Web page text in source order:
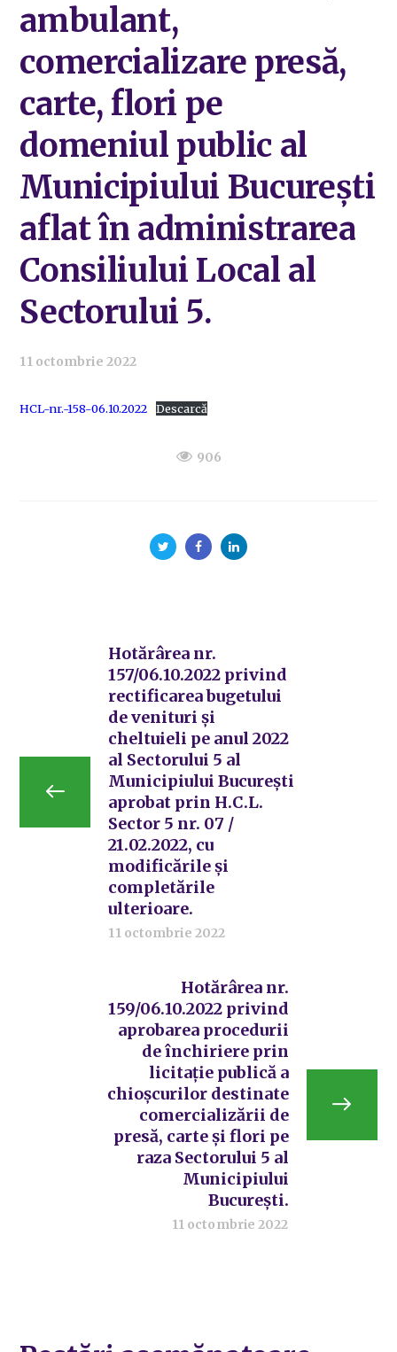
ambulant,
comercializare presă,
carte, flori pe
domeniul public al
Municipiului București
aflat în administrarea
Consiliului Local al
Sectorului 5.
11 octombrie 2022
HCL-nr.-158-06.10.2022 Descarcă
906
Hotărârea nr.
157/06.10.2022 privind
rectificarea bugetului
de venituri și
cheltuieli pe anul 2022
al Sectorului 5 al
Municipiului București
aprobat prin H.C.L.
Sector 5 nr. 07 /
21.02.2022, cu
modificările și
completările
ulterioare.
11 octombrie 2022
Hotărârea nr.
159/06.10.2022 privind
aprobarea procedurii
de închiriere prin
licitație publică a
chioșcurilor destinate
comercializării de
presă, carte și flori pe
raza Sectorului 5 al
Municipiului
București.
11 octombrie 2022